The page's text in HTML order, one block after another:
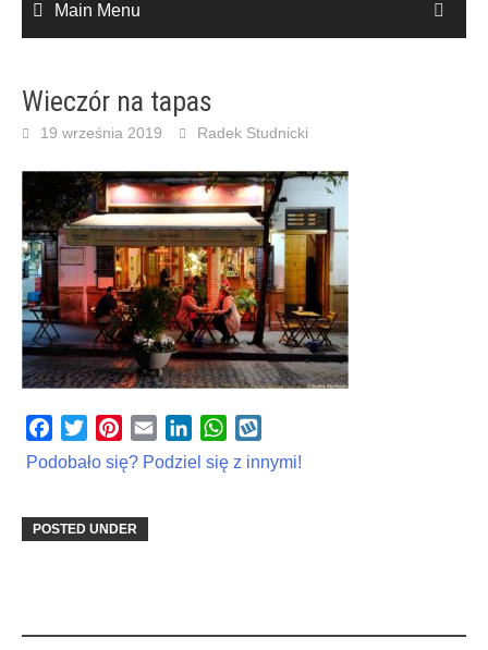
Main Menu
Wieczór na tapas
19 września 2019 Radek Studnicki
Facebook
TwitterPinterest
Email LinkedInWhatsApp
Podobało się? Podziel się z innymi!
POSTED UNDER